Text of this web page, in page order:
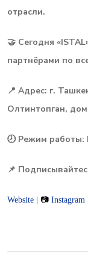
отрасли.
🤝 Сегодня
партнёрами по
📍 Адрес: г.
Олтинтопган,
🕗 Режим работы:
📌
Website 📷 Instagram